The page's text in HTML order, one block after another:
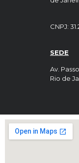
CNPJ:
SEDE
Av.
Rio de